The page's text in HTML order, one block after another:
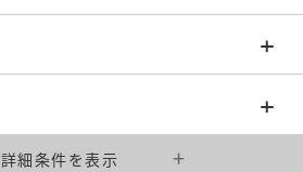
詳細条件を表示